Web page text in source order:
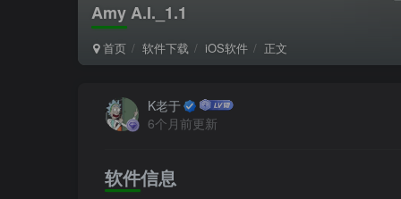
Amy A.I._1.1
首页 软件下载 iOS软件 正文
K老于
6个月前更新
软件信息